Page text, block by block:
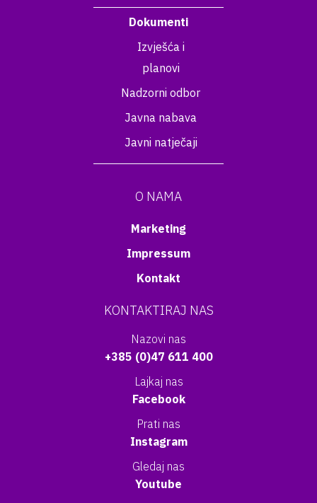
Dokumenti
Izvješća i
planovi
Nadzorni odbor
Javna nabava
Javni natječaji
O NAMA
Marketing
Impressum
Kontakt
KONTAKTIRAJ NAS
Nazovi nas
+385 (0)47 611 400
Lajkaj nas
Facebook
Prati nas
Instagram
Gledaj nas
Youtube